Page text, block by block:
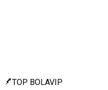
TOP BOLAVIP